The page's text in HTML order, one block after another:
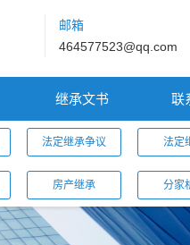
邮箱
464577523@qq.com
继承文书 联
法定继承争议 法定
房产继承 分家